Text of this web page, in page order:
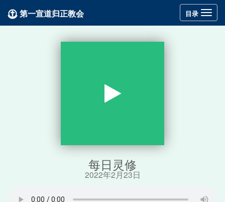
Toggle
navigation
目录
第一宣道归正教会
每日灵修
2022年2月23日